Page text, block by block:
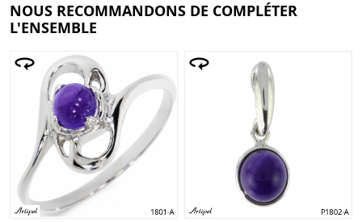
NOUS RECOMMANDONS DE COMPLÉTER
L'ENSEMBLE